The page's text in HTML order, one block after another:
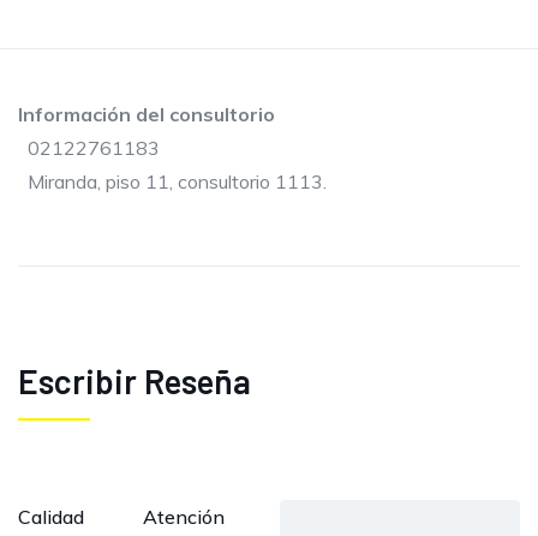
Información del consultorio
02122761183
Miranda, piso 11, consultorio 1113.
Escribir Reseña
Calidad Atención